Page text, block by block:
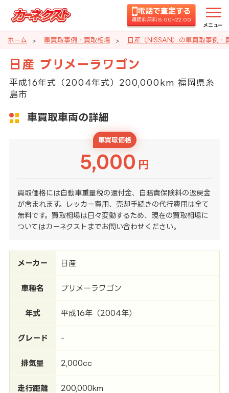
電話で査定する
通話料無料 8:00~22:00
メニュー
ホーム 車買取事例・買取相場 日産（NISSAN）の車買取事例・
日産 プリメーラワゴン
平成16年式（2004年式）200,000km 福岡県糸
島市
車買取車両の詳細
車買取価格
5,000 円
買取価格には自動車重量税の還付金、自賠責保険料の返戻金
が含まれます。レッカー費用、売却手続きの代行費用は全て
無料です。買取相場は日々変動するため、現在の買取相場に
ついてはカーネクストまでお問い合わせください。
メーカー 日産
車種名 プリメーラワゴン
年式 平成16年（2004年）
グレード -
排気量 2,000cc
走行距離 200,000km